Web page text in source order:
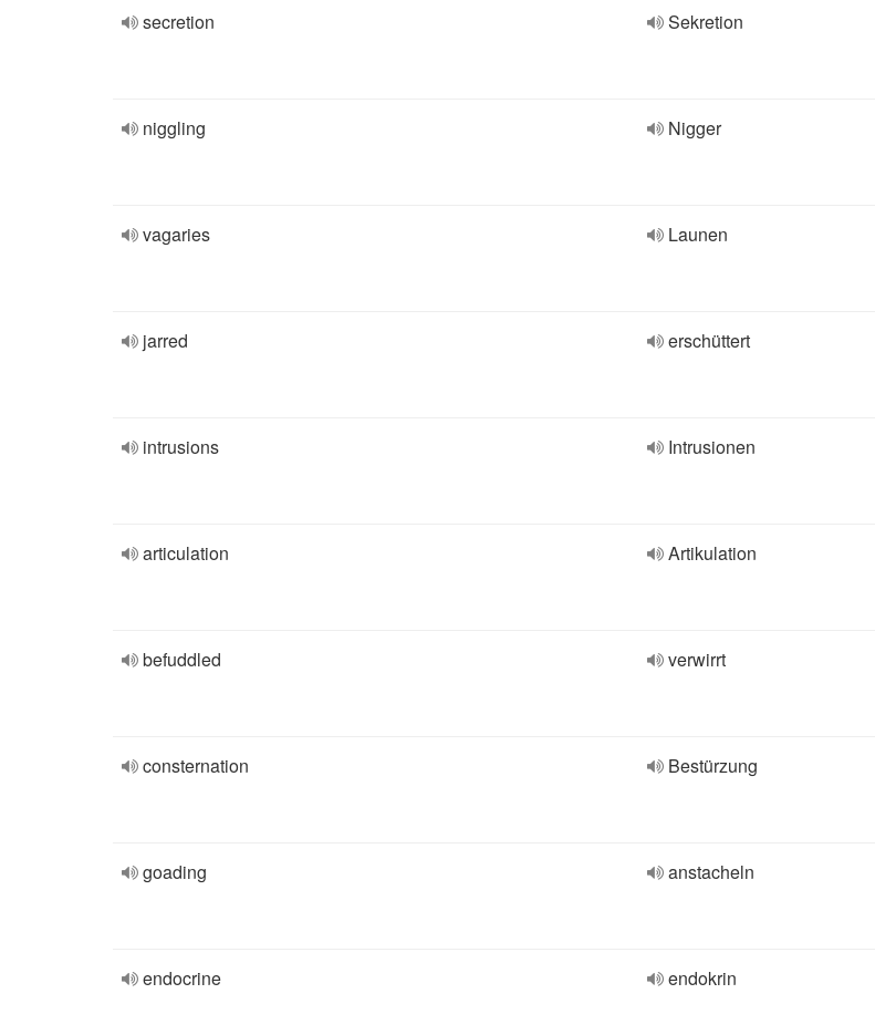
secretion Sekretion
niggling Nigger
vagaries Launen
jarred erschüttert
intrusions Intrusionen
articulation Artikulation
befuddled verwirrt
consternation Bestürzung
goading anstacheln
endocrine endokrin